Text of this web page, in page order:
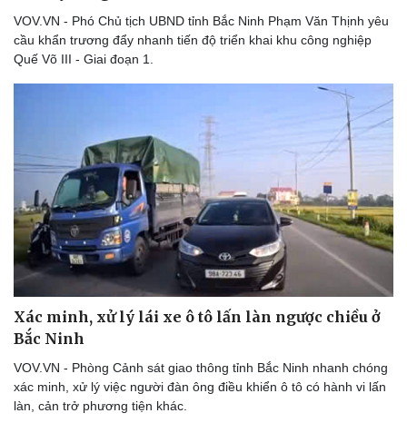
Doanh nghiệp
Doanh nhân
Vì cộng đồng
Công nghệ
VOV.VN - Phó Chủ tịch UBND tỉnh Bắc Ninh Phạm Văn Thịnh yêu
cầu khẩn trương đẩy nhanh tiến độ triển khai khu công nghiệp
Quế Võ III - Giai đoạn 1.
Xác minh, xử lý lái xe ô tô lấn làn ngược chiều ở
Bắc Ninh
VOV.VN - Phòng Cảnh sát giao thông tỉnh Bắc Ninh nhanh chóng
xác minh, xử lý việc người đàn ông điều khiển ô tô có hành vi lấn
làn, cản trở phương tiện khác.